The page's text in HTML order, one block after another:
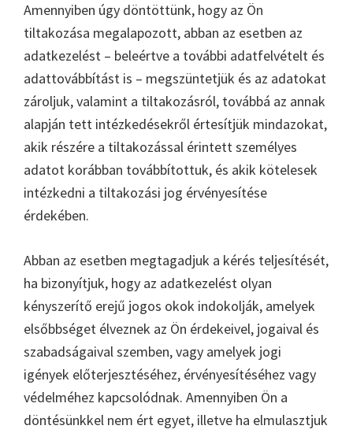
Amennyiben úgy döntöttünk, hogy az Ön
tiltakozása megalapozott, abban az esetben az
adatkezelést – beleértve a további adatfelvételt és
adattovábbítást is – megszüntetjük és az adatokat
zároljuk, valamint a tiltakozásról, továbbá az annak
alapján tett intézkedésekről értesítjük mindazokat,
akik részére a tiltakozással érintett személyes
adatot korábban továbbítottuk, és akik kötelesek
intézkedni a tiltakozási jog érvényesítése
érdekében.
Abban az esetben megtagadjuk a kérés teljesítését,
ha bizonyítjuk, hogy az adatkezelést olyan
kényszerítő erejű jogos okok indokolják, amelyek
elsőbbséget élveznek az Ön érdekeivel, jogaival és
szabadságaival szemben, vagy amelyek jogi
igények előterjesztéséhez, érvényesítéséhez vagy
védelméhez kapcsolódnak. Amennyiben Ön a
döntésünkkel nem ért egyet, illetve ha elmulasztjuk